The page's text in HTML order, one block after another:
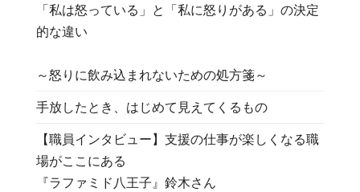
「私は怒っている」と「私に怒りがある」の決定
的な違い
～怒りに飲み込まれないための処方箋～
手放したとき、はじめて見えてくるもの
【職員インタビュー】支援の仕事が楽しくなる職
場がここにある
『ラファミド八王子』鈴木さん